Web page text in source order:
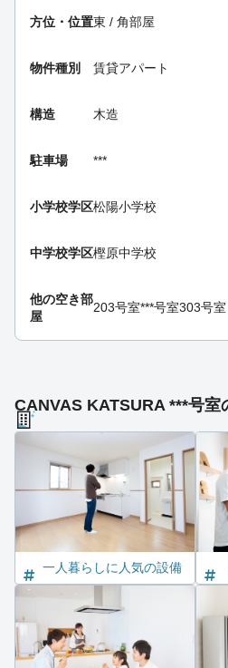
方位・位置東 / 角部屋
物件種別 賃貸アパート
構造 木造
駐車場 ***
小学校学区松陽小学校
中学校学区樫原中学校
他の空き部
屋
203号室***号室303号室
CANVAS KATSURA ***号室
一人暮らしに人気の設備